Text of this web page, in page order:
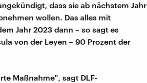
dass sie ab nächstem Jahr
wollen. Das alles mit
Jahr 2023 dann – so sagt es
von der Leyen – 90 Prozent der
Maßnahme", sagt DLF-